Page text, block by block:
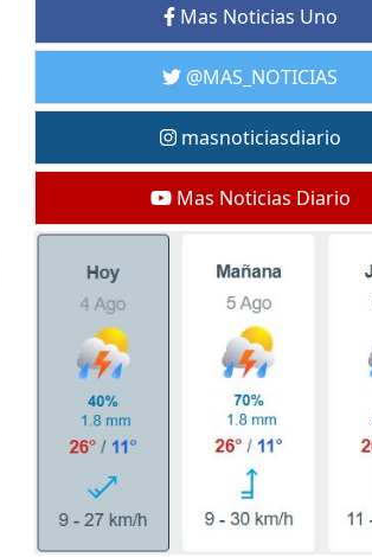
Mas Noticias Uno
@MAS_NOTICIAS
masnoticiasdiario
Mas Noticias Diario